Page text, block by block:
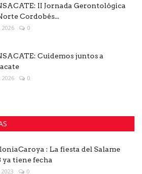
II Jornada Gerontológica
Cordobés...
2026 0
Cuidemos juntos a
2026 0
: La fiesta del Salame
ya tiene fecha
0